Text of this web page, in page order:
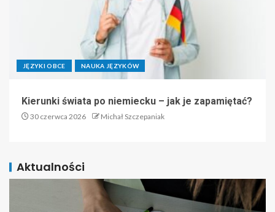
JĘZYKI OBCE NAUKA JĘZYKÓW
Kierunki świata po niemiecku – jak je zapamiętać?
30 czerwca 2026 Michał Szczepaniak
Aktualności